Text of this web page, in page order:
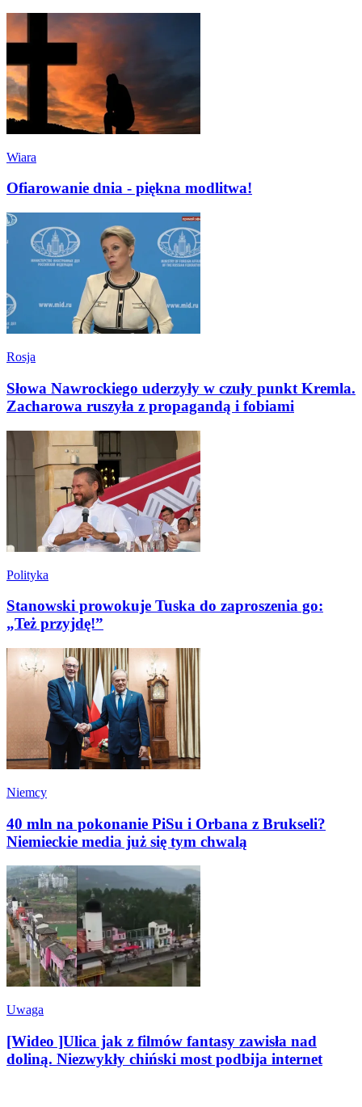
Wiara
Ofiarowanie dnia - piękna modlitwa!
Rosja
Słowa Nawrockiego uderzyły w czuły punkt Kremla.
Zacharowa ruszyła z propagandą i fobiami
Polityka
Stanowski prowokuje Tuska do zaproszenia go:
„Też przyjdę!”
Niemcy
40 mln na pokonanie PiSu i Orbana z Brukseli?
Niemieckie media już się tym chwalą
Uwaga
[Wideo ]Ulica jak z filmów fantasy zawisła nad
doliną. Niezwykły chiński most podbija internet